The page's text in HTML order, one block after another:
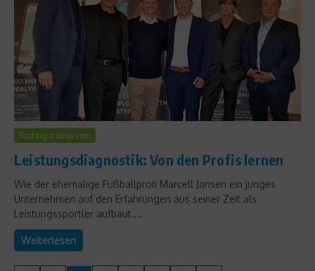
Richtig trainieren
Leistungsdiagnostik: Von den Profis lernen
Wie der ehemalige Fußballprofi Marcell Jansen ein junges
Unternehmen auf den Erfahrungen aus seiner Zeit als
Leistungssportler aufbaut....
Weiterlesen